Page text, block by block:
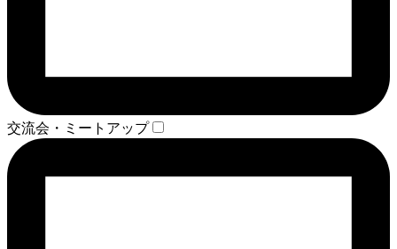
交流会・ミートアップ